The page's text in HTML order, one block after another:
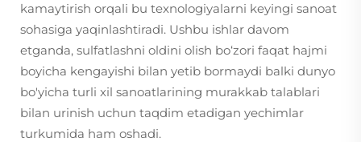
kamaytirish orqali bu texnologiyalarni keyingi sanoat
sohasiga yaqinlashtiradi. Ushbu ishlar davom
etganda, sulfatlashni oldini olish bo‘zori faqat hajmi
boyicha kengayishi bilan yetib bormaydi balki dunyo
bo'yicha turli xil sanoatlarining murakkab talablari
bilan urinish uchun taqdim etadigan yechimlar
turkumida ham oshadi.